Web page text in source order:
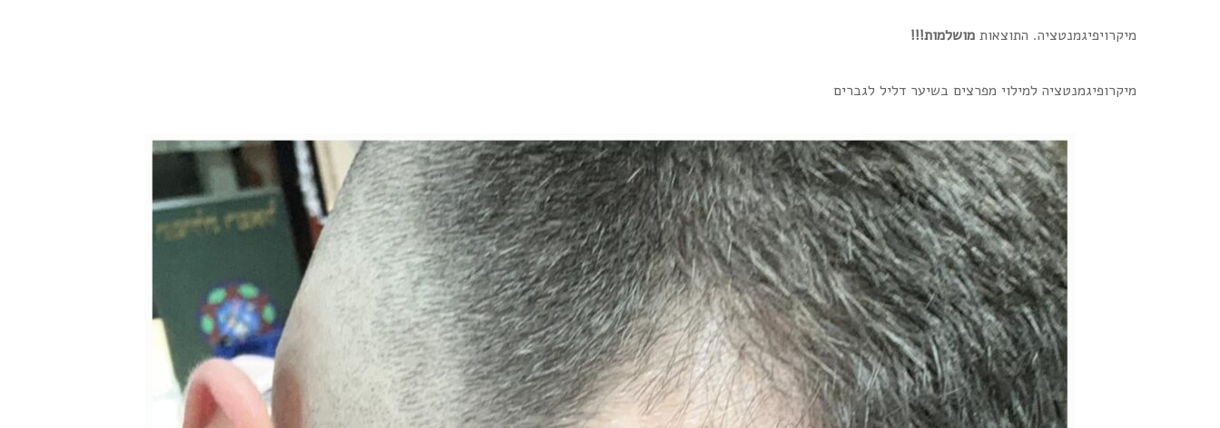
מיקרויפיגמנטציה. התוצאות מושלמות!!!
מיקרופיגמנטציה למילוי מפרצים בשיער דליל לגברים